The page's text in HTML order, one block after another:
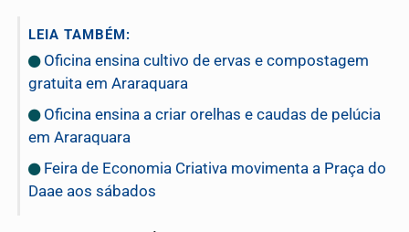
LEIA TAMBÉM:
Oficina ensina cultivo de ervas e compostagem
gratuita em Araraquara
Oficina ensina a criar orelhas e caudas de pelúcia
em Araraquara
Feira de Economia Criativa movimenta a Praça do
Daae aos sábados